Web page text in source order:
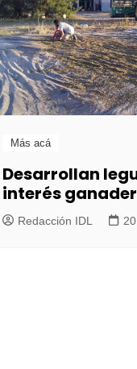
Más acá
Desarrollan
interés
Redacción IDL